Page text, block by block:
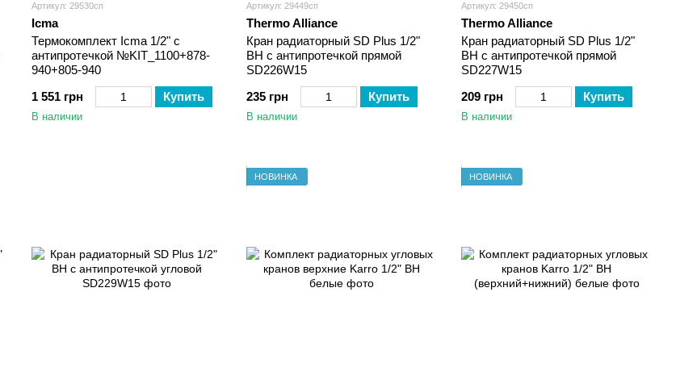
Артикул: 29530сп
Icma
Термокомплект Icma 1/2" с
антипротечкой №KIT_1100+878-
940+805-940
1 551 грн
Купить
В наличии
Артикул: 29449сп
Thermo Alliance
Кран радиаторный SD Plus 1/2"
ВН с антипротечкой прямой
SD226W15
235 грн
Купить
В наличии
Артикул: 29450сп
Thermo Alliance
Кран радиаторный SD Plus 1/2"
ВН с антипротечкой прямой
SD227W15
209 грн
Купить
В наличии
НОВИНКА НОВИНКА